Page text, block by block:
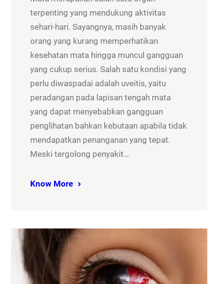
terpenting yang mendukung aktivitas
sehari-hari. Sayangnya, masih banyak
orang yang kurang memperhatikan
kesehatan mata hingga muncul gangguan
yang cukup serius. Salah satu kondisi yang
perlu diwaspadai adalah uveitis, yaitu
peradangan pada lapisan tengah mata
yang dapat menyebabkan gangguan
penglihatan bahkan kebutaan apabila tidak
mendapatkan penanganan yang tepat.
Meski tergolong penyakit…
Know More